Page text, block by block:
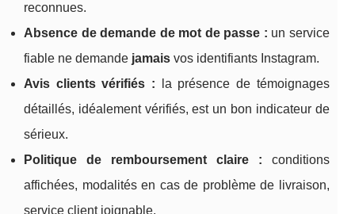
reconnues.
Absence de demande de mot de passe : un service
fiable ne demande jamais vos identifiants Instagram.
Avis clients vérifiés : la présence de témoignages
détaillés, idéalement vérifiés, est un bon indicateur de
sérieux.
Politique de remboursement claire : conditions
affichées, modalités en cas de problème de livraison,
service client joignable.